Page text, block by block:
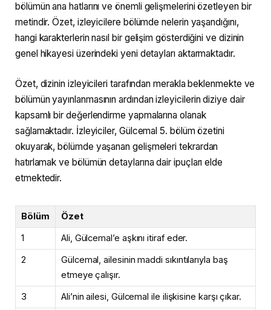
bölümün ana hatlarını ve önemli gelişmelerini özetleyen bir
metindir. Özet, izleyicilere bölümde nelerin yaşandığını,
hangi karakterlerin nasıl bir gelişim gösterdiğini ve dizinin
genel hikayesi üzerindeki yeni detayları aktarmaktadır.
Özet, dizinin izleyicileri tarafından merakla beklenmekte ve
bölümün yayınlanmasının ardından izleyicilerin diziye dair
kapsamlı bir değerlendirme yapmalarına olanak
sağlamaktadır. İzleyiciler, Gülcemal 5. bölüm özetini
okuyarak, bölümde yaşanan gelişmeleri tekrardan
hatırlamak ve bölümün detaylarına dair ipuçları elde
etmektedir.
Bölüm
Özet
1
Ali, Gülcemal’e aşkını itiraf eder.
2
Gülcemal, ailesinin maddi sıkıntılarıyla baş
etmeye çalışır.
3
Ali’nin ailesi, Gülcemal ile ilişkisine karşı çıkar.